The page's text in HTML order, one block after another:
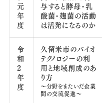
元
年
度
与すると酵母・乳
酸菌・麹菌の活動
は活発になるのか
令
和
2
年
度
久留米市のバイオ
テクノロジーの利
用と地域創成のあ
り方
～分野をまたいだ企業
間の交流促進～